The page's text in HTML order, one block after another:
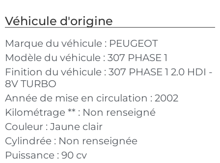
Véhicule d'origine
Marque du véhicule : PEUGEOT
Modèle du véhicule : 307 PHASE 1
Finition du véhicule : 307 PHASE 1 2.0 HDI -
8V TURBO
Année de mise en circulation : 2002
Kilométrage ** : Non renseigné
Couleur : Jaune clair
Cylindrée : Non renseignée
Puissance : 90 cv